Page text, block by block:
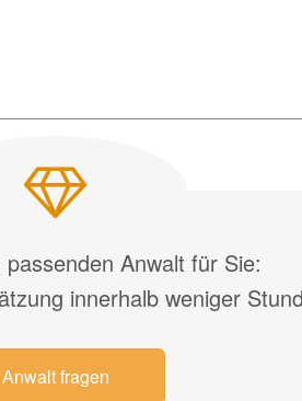
Anwalt für Sie:
innerhalb weniger
Anwalt fragen